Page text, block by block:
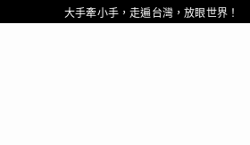
大手牽小手，走遍台灣，放眼世界！